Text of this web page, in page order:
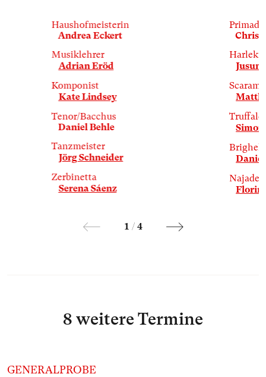
Haushofmeisterin
Andrea Eckert
Musiklehrer
Adrian Eröd
Komponist
Kate Lindsey
Tenor/Bacchus
Daniel Behle
Tanzmeister
Jörg Schneider
Zerbinetta
Serena Sáenz
Daniel
Najade
1 / 4
8 weitere Termine
GENERALPROBE